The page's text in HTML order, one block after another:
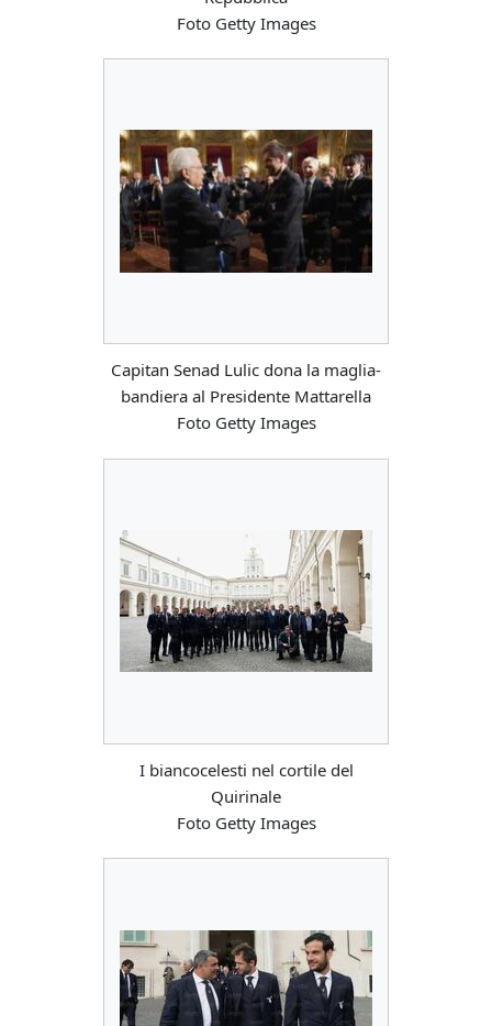
Foto Getty Images
Capitan Senad Lulic dona la maglia-
bandiera al Presidente Mattarella
Foto Getty Images
I biancocelesti nel cortile del
Quirinale
Foto Getty Images